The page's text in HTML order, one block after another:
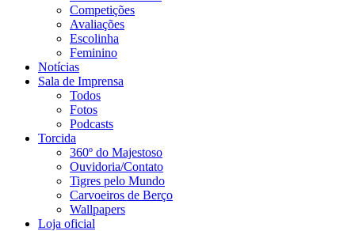
Competições
Avaliações
Escolinha
Feminino
Notícias
Sala de Imprensa
Todos
Fotos
Podcasts
Torcida
360º do Majestoso
Ouvidoria/Contato
Tigres pelo Mundo
Carvoeiros de Berço
Wallpapers
Loja oficial